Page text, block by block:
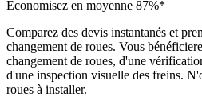
Économisez en moyenne 87%*
Comparez des devis instantanés et
changement de roues. Vous
changement de roues, d'une
d'une inspection visuelle des freins.
roues à installer.